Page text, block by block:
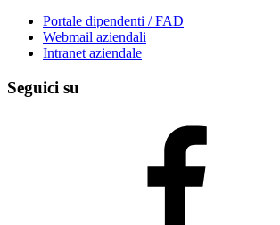
Portale dipendenti / FAD
Webmail aziendali
Intranet aziendale
Seguici su